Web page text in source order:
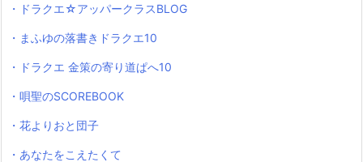
・ドラクエ☆アッパークラスBLOG
・まふゆの落書きドラクエ10
・ドラクエ 金策の寄り道ぱへ10
・唄聖のSCOREBOOK
・花よりおと団子
・あなたをこえたくて